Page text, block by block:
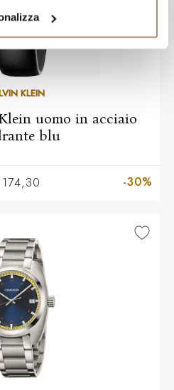
KLEIN
uomo in acciaio
blu
-30%